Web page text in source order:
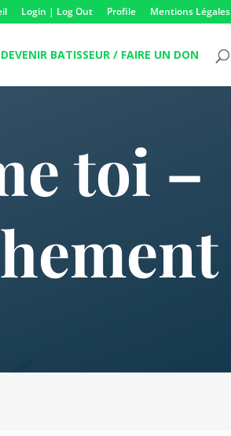
Login | Log Out Profile Mentions Légales
DEVENIR BATISSEUR / FAIRE UN DON
toi –